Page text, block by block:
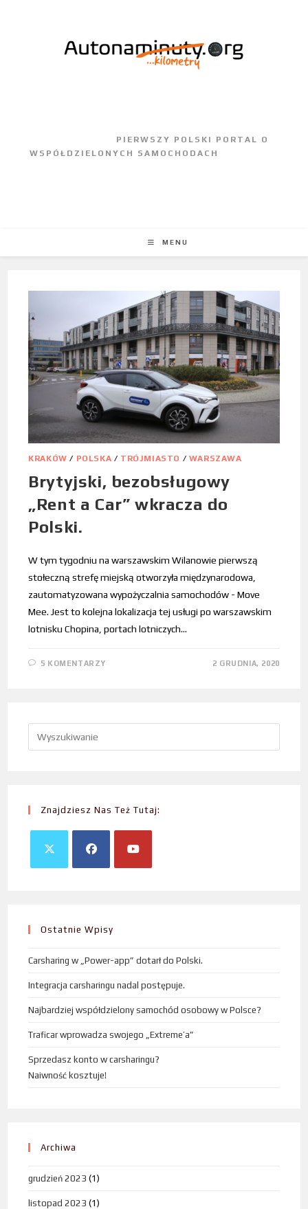
MENU
KRAKÓW / POLSKA / TRÓJMIASTO / WARSZAWA
Brytyjski, bezobsługowy
„Rent a Car” wkracza do
Polski.
W tym tygodniu na warszawskim Wilanowie pierwszą
stołeczną strefę miejską otworzyła międzynarodowa,
zautomatyzowana wypożyczalnia samochodów - Move
Mee. Jest to kolejna lokalizacja tej usługi po warszawskim
lotnisku Chopina, portach lotniczych…
5 KOMENTARZY 2 GRUDNIA, 2020
Znajdziesz Nas Też Tutaj:
Ostatnie Wpisy
Carsharing w „Power-app” dotarł do Polski.
Integracja carsharingu nadal postępuje.
Najbardziej współdzielony samochód osobowy w Polsce?
Traficar wprowadza swojego „Extreme’a”
Sprzedasz konto w carsharingu?
Naiwność kosztuje!
Archiwa
grudzień 2023 (1)
listopad 2023 (1)